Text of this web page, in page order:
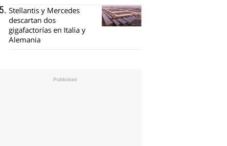
Stellantis y Mercedes
descartan dos
gigafactorías en Italia y
Alemania